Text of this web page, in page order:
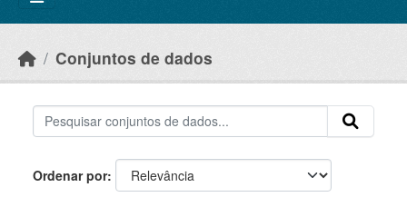
Conjuntos de dados
Ordenar por